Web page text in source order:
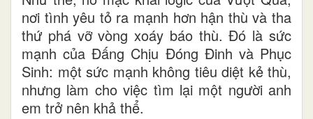
nơi tình yêu tỏ ra mạnh hơn hận thù và tha
thứ phá vỡ vòng xoáy báo thù. Đó là sức
mạnh của Đấng Chịu Đóng Đinh và Phục
Sinh: một sức mạnh không tiêu diệt kẻ thù,
nhưng làm cho việc tìm lại một người anh
em trở nên khả thể.